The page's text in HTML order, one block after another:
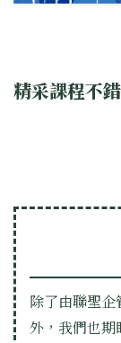
精采課程不
除了由聯聖
外，我們也期